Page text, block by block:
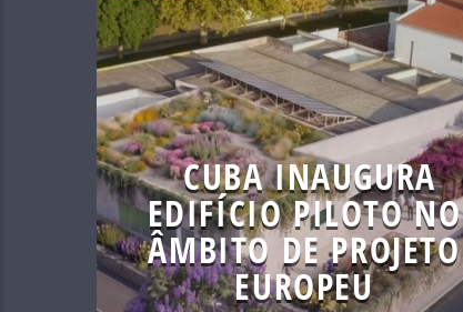
CUBA INAUGURA
EDIFÍCIO PILOTO NO
ÂMBITO DE PROJETO
EUROPEU